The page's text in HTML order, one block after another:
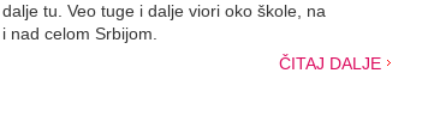
tu. Veo tuge i dalje viori oko škole, na
nad celom Srbijom.
ČITAJ DALJE